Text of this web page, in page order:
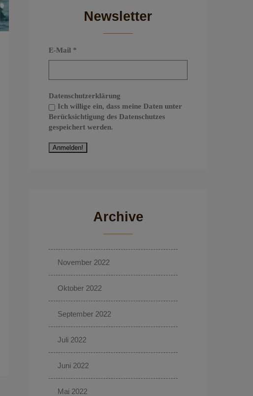
Newsletter
E-Mail *
Datenschutzerklärung
Ich willige ein, dass meine Daten unter
Berücksichtigung des Datenschutzes
gespeichert werden.
Archive
November 2022
Oktober 2022
September 2022
Juli 2022
Juni 2022
Mai 2022